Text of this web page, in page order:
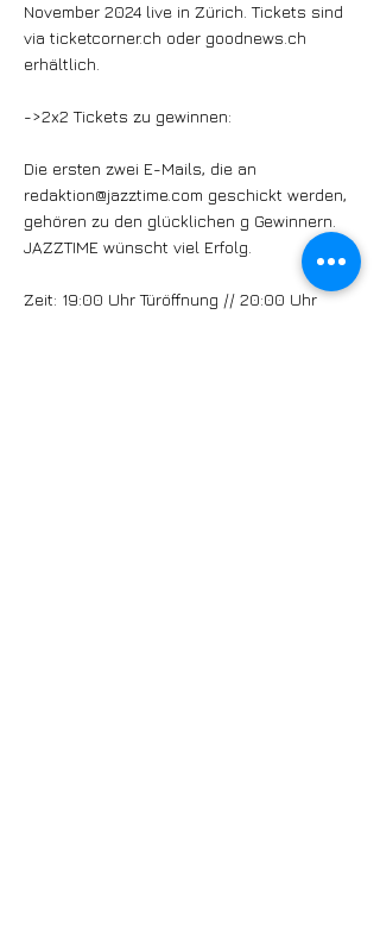
November 2024 live in Zürich. Tickets sind
via ticketcorner.ch oder goodnews.ch
erhältlich.
->2x2 Tickets zu gewinnen:
Die ersten zwei E-Mails, die an
redaktion@jazztime.com geschickt werden,
gehören zu den glücklichen g Gewinnern.
JAZZTIME wünscht viel Erfolg.
Zeit: 19:00 Uhr Türöffnung // 20:00 Uhr